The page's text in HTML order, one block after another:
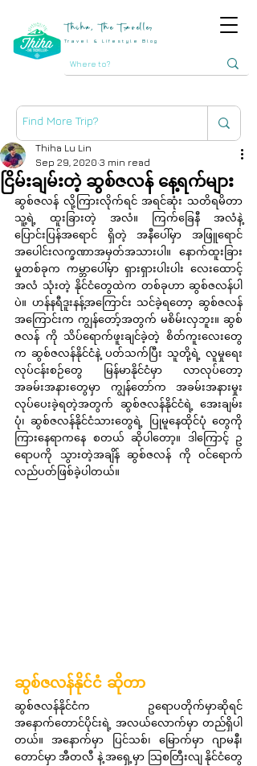
Thiha, The Traveller
Travel & Lifestyle Blog
ငြိမ်းချမ်းတဲ့ ဆွစ်ဇလန် နေ့ရက်များ
Thiha Lu Lin
Sep 29, 2020 3 min read
ဆွစ်ဇလန် လို့ကြားလိုက်ရင် အရင်ဆုံး သတိရမိတာ
သူ့ရဲ့ ထူးခြားတဲ့ အလံ။ ကြက်ခြေနီ အလံနဲ့
ပြောင်းပြန်အရောင် ရှိတဲ့ အနီပေါ်မှာ အဖြူရောင်
အပေါင်းလက္ခဏာအမှတ်အသားပါ။ နောက်ထူးခြား
မှုတစ်ခုက ကမ္ဘာပေါ်မှာ ရှားရှားပါးပါး လေးထောင့်
အလံ သုံးတဲ့ နိုင်ငံတွေထဲက တစ်ခုဟာ ဆွစ်ဇလန်ပါ
ပဲ။ ဟန်နရီဒူးနန့်အကြောင်း သင်ခဲ့ရတော့ ဆွစ်ဇလန်
အကြောင်းက ကျွန်တော့်အတွက် မစိမ်းလှဘူး။ ဆွစ်
ဇလန် ကို သိပ်ရောက်ဖူးချင်ခဲ့တဲ့ စိတ်ကူးလေးတွေ
က ဆွစ်ဇလန်နိုင်ငံနဲ့ ပတ်သက်ပြီး သူတို့ရဲ့ လူမှုရေး
လုပ်ငန်းစဉ်တွေ မြန်မာနိုင်ငံမှာ လာလုပ်တော့
အခမ်းအနားတွေမှာ ကျွန်တော်က အခမ်းအနားမှုး
လုပ်ပေးခဲ့ရတဲ့အတွက် ဆွစ်ဇလန်နိုင်ငံရဲ့ အေးချမ်း
ပုံ၊ ဆွစ်ဇလန်နိုင်ငံသားတွေရဲ့ ပြုမူနေထိုင်ပုံ တွေကို
ကြားနေရာကနေ စတယ် ဆိုပါတော့။ ဒါကြောင့် ဥ
ရောပကို သွားတဲ့အချိန် ဆွစ်ဇလန် ကို ဝင်ရောက်
လည်ပတ်ဖြစ်ခဲ့ပါတယ်။
ဆွစ်ဇလန်နိုင်ငံ ဆိုတာ
ဆွစ်ဇလန်နိုင်ငံက ဥရောပတိုက်မှာဆိုရင်
အနောက်တောင်ပိုင်းရဲ့ အလယ်လောက်မှာ တည်ရှိပါ
တယ်။ အနောက်မှာ ပြင်သစ်၊ မြောက်မှာ ဂျာမနီ၊
တောင်မှာ အီတလီ နဲ့ အရှေ့မှာ သြစတြီးလျ နိုင်ငံတွေ